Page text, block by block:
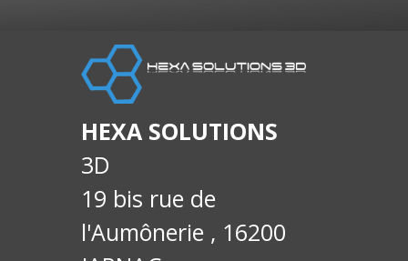
HEXA SOLUTIONS
3D
19 bis rue de
l'Aumônerie , 16200